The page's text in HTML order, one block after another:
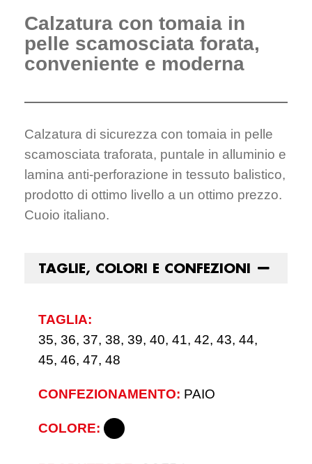
Calzatura con tomaia in
pelle scamosciata forata,
conveniente e moderna
Calzatura di sicurezza con tomaia in pelle
scamosciata traforata, puntale in alluminio e
lamina anti-perforazione in tessuto balistico,
prodotto di ottimo livello a un ottimo prezzo.
Cuoio italiano.
TAGLIE, COLORI E CONFEZIONI
TAGLIA:
35, 36, 37, 38, 39, 40, 41, 42, 43, 44,
45, 46, 47, 48
CONFEZIONAMENTO: PAIO
COLORE: